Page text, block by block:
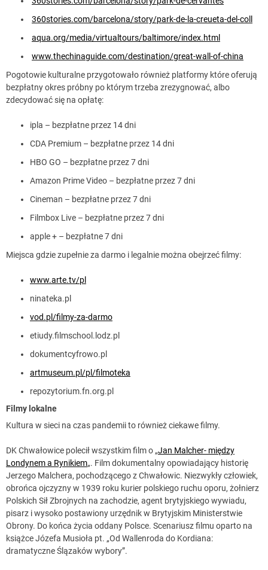
360stories.com/barcelona/story/park-de-la-creueta-del-coll
aqua.org/media/virtualtours/baltimore/index.html
www.thechinaguide.com/destination/great-wall-of-china
Pogotowie kulturalne przygotowało również platformy które oferują
bezpłatny okres próbny po którym trzeba zrezygnować, albo
zdecydować się na opłatę:
ipla – bezpłatne przez 14 dni
CDA Premium – bezpłatne przez 14 dni
HBO GO – bezpłatne przez 7 dni
Amazon Prime Video – bezpłatne przez 7 dni
Cineman – bezpłatne przez 7 dni
Filmbox Live – bezpłatne przez 7 dni
apple + – bezpłatne 7 dni
Miejsca gdzie zupełnie za darmo i legalnie można obejrzeć filmy:
www.arte.tv/pl
ninateka.pl
vod.pl/filmy-za-darmo
etiudy.filmschool.lodz.pl
dokumentcyfrowo.pl
artmuseum.pl/pl/filmoteka
repozytorium.fn.org.pl
Filmy lokalne
Kultura w sieci na czas pandemii to również ciekawe filmy.
DK Chwałowice polecił wszystkim film o „Jan Malcher- między
Londynem a Rynikiem„. Film dokumentalny opowiadający historię
Jerzego Malchera, pochodzącego z Chwałowic. Niezwykły człowiek,
obrońca ojczyzny w 1939 roku kurier polskiego ruchu oporu, żołnierz
Polskich Sił Zbrojnych na zachodzie, agent brytyjskiego wywiadu,
pisarz i wysoko postawiony urzędnik w Brytyjskim Ministerstwie
Obrony. Do końca życia oddany Polsce. Scenariusz filmu oparto na
książce Józefa Musioła pt. „Od Wallenroda do Kordiana:
dramatyczne Ślązaków wybory”.